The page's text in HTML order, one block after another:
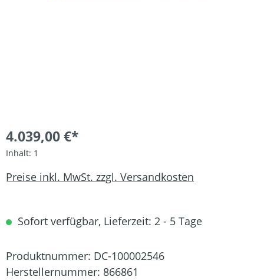
4.039,00 €*
Inhalt: 1
Preise inkl. MwSt. zzgl. Versandkosten
Sofort verfügbar, Lieferzeit: 2 - 5 Tage
Produktnummer: DC-100002546
Herstellernummer: 866861